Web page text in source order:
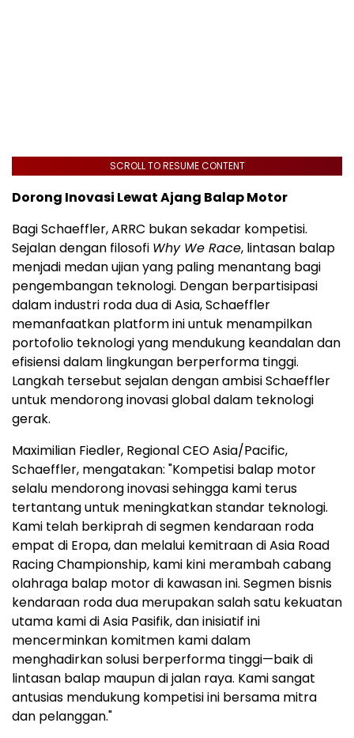
SCROLL TO RESUME CONTENT
Dorong Inovasi Lewat Ajang Balap Motor
Bagi Schaeffler, ARRC bukan sekadar kompetisi.
Sejalan dengan filosofi Why We Race, lintasan balap
menjadi medan ujian yang paling menantang bagi
pengembangan teknologi. Dengan berpartisipasi
dalam industri roda dua di Asia, Schaeffler
memanfaatkan platform ini untuk menampilkan
portofolio teknologi yang mendukung keandalan dan
efisiensi dalam lingkungan berperforma tinggi.
Langkah tersebut sejalan dengan ambisi Schaeffler
untuk mendorong inovasi global dalam teknologi
gerak.
Maximilian Fiedler, Regional CEO Asia/Pacific,
Schaeffler, mengatakan: "Kompetisi balap motor
selalu mendorong inovasi sehingga kami terus
tertantang untuk meningkatkan standar teknologi.
Kami telah berkiprah di segmen kendaraan roda
empat di Eropa, dan melalui kemitraan di Asia Road
Racing Championship, kami kini merambah cabang
olahraga balap motor di kawasan ini. Segmen bisnis
kendaraan roda dua merupakan salah satu kekuatan
utama kami di Asia Pasifik, dan inisiatif ini
mencerminkan komitmen kami dalam
menghadirkan solusi berperforma tinggi—baik di
lintasan balap maupun di jalan raya. Kami sangat
antusias mendukung kompetisi ini bersama mitra
dan pelanggan."